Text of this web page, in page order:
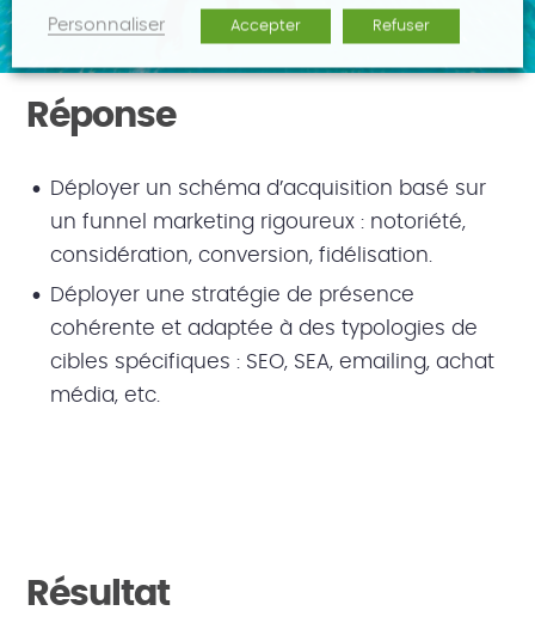
Réponse
Déployer un schéma d’acquisition basé sur
un funnel marketing rigoureux : notoriété,
considération, conversion, fidélisation.
Déployer une stratégie de présence
cohérente et adaptée à des typologies de
cibles spécifiques : SEO, SEA, emailing, achat
média, etc.
Résultat
Personnaliser Accepter Refuser